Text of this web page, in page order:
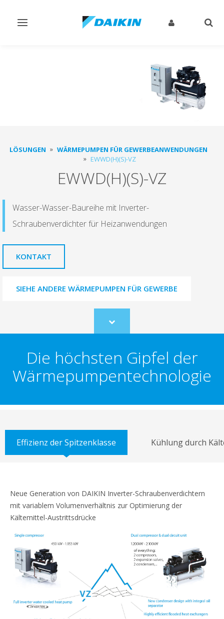
Navigation
LÖSUNGEN
WÄRMEPUMPEN FÜR GEWERBEANWENDUNGEN
EWWD(H)(S)-VZ
EWWD(H)(S)-VZ
Wasser-Wasser-Baureihe mit Inverter-
Schraubenverdichter für Heizanwendungen
KONTAKT
SIEHE ANDERE WÄRMEPUMPEN FÜR GEWERBE
Scroll
to
Die höchsten Gipfel der
Wärmepumpentechnologie
Effizienz der Spitzenklasse Kühlung durch
Neue Generation von DAIKIN Inverter-Schraubenverdichtern
mit variablem Volumenverhältnis zur Optimierung der
Kältemittel-Austrittsdrücke